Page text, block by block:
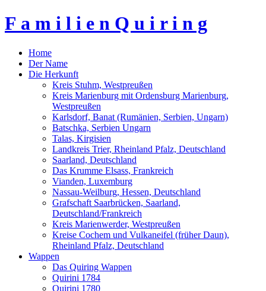
F a m i l i e n Q u i r i n g
Home
Der Name
Die Herkunft
Kreis Stuhm, Westpreußen
Kreis Marienburg mit Ordensburg Marienburg,
Westpreußen
Karlsdorf, Banat (Rumänien, Serbien, Ungarn)
Batschka, Serbien Ungarn
Talas, Kirgisien
Landkreis Trier, Rheinland Pfalz, Deutschland
Saarland, Deutschland
Das Krumme Elsass, Frankreich
Vianden, Luxemburg
Nassau-Weilburg, Hessen, Deutschland
Grafschaft Saarbrücken, Saarland,
Deutschland/Frankreich
Kreis Marienwerder, Westpreußen
Kreise Cochem und Vulkaneifel (früher Daun),
Rheinland Pfalz, Deutschland
Wappen
Das Quiring Wappen
Quirini 1784
Quirini 1780